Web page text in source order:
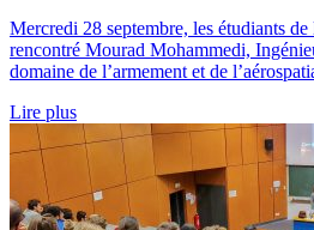
Mercredi 28 septembre, les étudiants
rencontré Mourad Mohammedi,
domaine de l’armement et de
Lire plus